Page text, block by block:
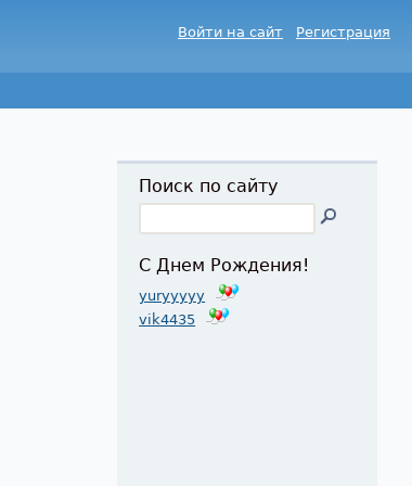
Войти на сайт Регистрация
Поиск по сайту
С Днем Рождения!
yuryyyyy
vik4435